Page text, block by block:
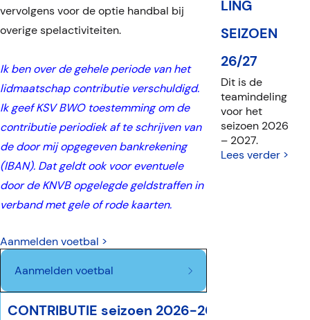
vervolgens voor de optie handbal bij
overige spelactiviteiten.
Ik ben over de gehele periode van het
lidmaatschap contributie verschuldigd.
Ik geef KSV BWO toestemming om de
contributie periodiek af te schrijven van
de door mij opgegeven bankrekening
(IBAN). Dat geldt ook voor eventuele
door de KNVB opgelegde geldstraffen in
verband met gele of rode kaarten.
Aanmelden voetbal >
Aanmelden voetbal
CONTRIBUTIE seizoen 2026-2027
LING
SEIZOEN
26/27
Dit is de
teamindeling
voor het
seizoen 2026
– 2027.
Lees verder >